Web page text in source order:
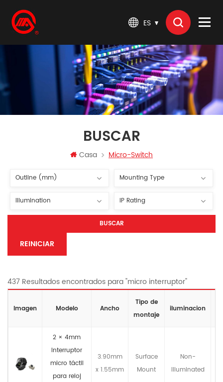
ES
BUSCAR
Casa Micro-Switch
BUSCAR
REINICIAR
437 Resultados encontrados para "micro interruptor"
Imagen Modelo Ancho
Tipo de
montaje
iluminacion
2 × 4mm
Interruptor
micro táctil
para reloj
3.90mm
x 1.55mm
Surface
Mount
Non-
llluminated